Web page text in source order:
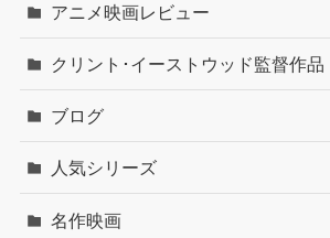
アニメ映画レビュー
クリント･イーストウッド監督作品
ブログ
人気シリーズ
名作映画